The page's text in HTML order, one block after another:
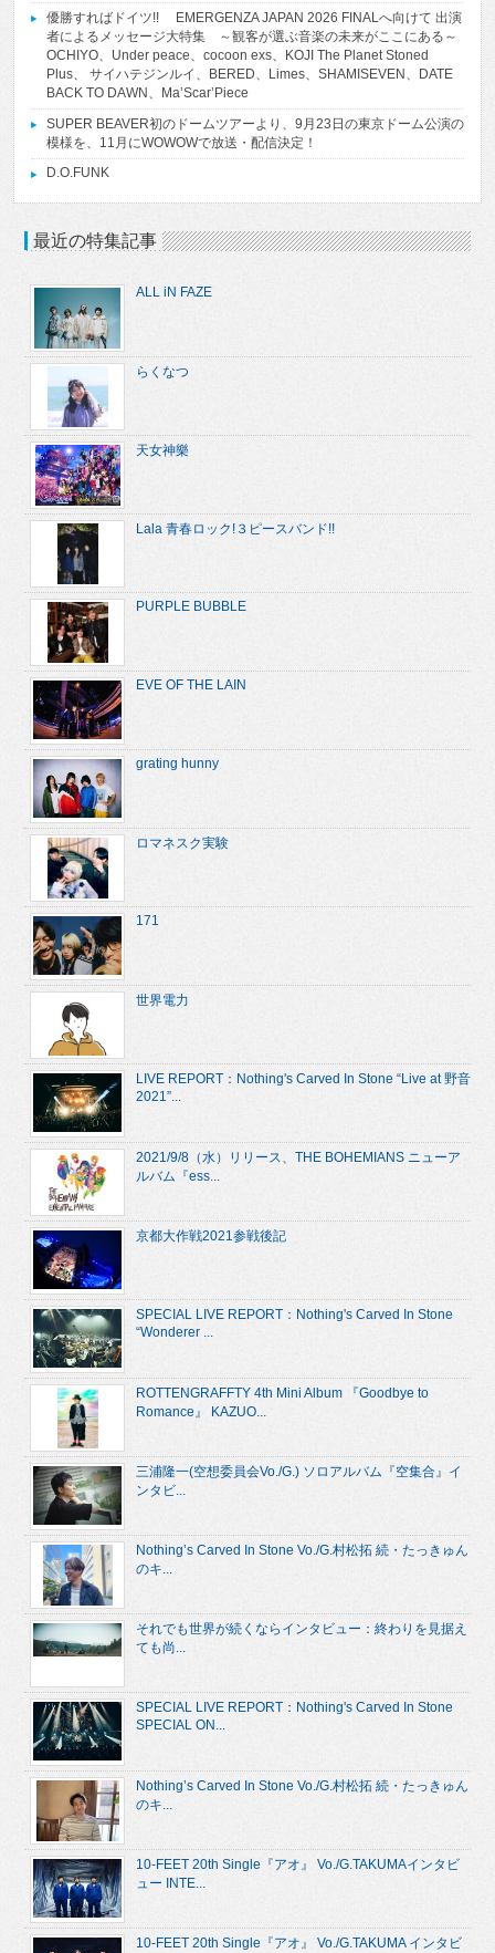
優勝すればドイツ!! EMERGENZA JAPAN 2026 FINALへ向けて 出演
者によるメッセージ大特集 ～観客が選ぶ音楽の未来がここにある～
OCHIYO、Under peace、cocoon exs、KOJI The Planet Stoned
Plus、 サイハテジンルイ、BERED、Limes、SHAMISEVEN、DATE
BACK TO DAWN、Ma’Scar’Piece
SUPER BEAVER初のドームツアーより、9月23日の東京ドーム公演の
模様を、11月にWOWOWで放送・配信決定！
D.O.FUNK
最近の特集記事
ALL iN FAZE
らくなつ
天女神樂
Lala 青春ロック!３ピースバンド!!
PURPLE BUBBLE
EVE OF THE LAIN
grating hunny
ロマネスク実験
171
世界電力
LIVE REPORT：Nothing's Carved In Stone “Live at 野音
2021”...
2021/9/8（水）リリース、THE BOHEMIANS ニューア
ルバム『ess...
京都大作戦2021参戦後記
SPECIAL LIVE REPORT：Nothing's Carved In Stone
“Wonderer ...
ROTTENGRAFFTY 4th Mini Album 『Goodbye to
Romance』 KAZUO...
三浦隆一(空想委員会Vo./G.) ソロアルバム『空集合』イ
ンタビ...
Nothing’s Carved In Stone Vo./G.村松拓 続・たっきゅん
のキ...
それでも世界が続くならインタビュー：終わりを見据え
ても尚...
SPECIAL LIVE REPORT：Nothing's Carved In Stone
SPECIAL ON...
Nothing’s Carved In Stone Vo./G.村松拓 続・たっきゅん
のキ...
10-FEET 20th Single『アオ』 Vo./G.TAKUMAインタビ
ュー INTE...
10-FEET 20th Single『アオ』 Vo./G.TAKUMA インタビ